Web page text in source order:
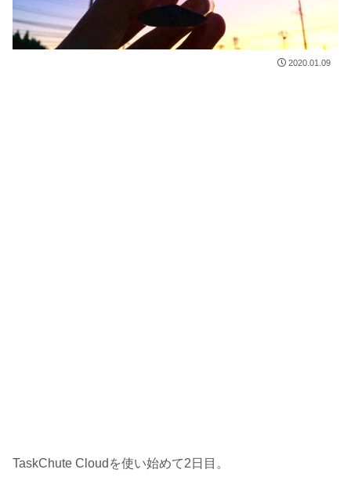
2020.01.09
TaskChute Cloudを使い始めて2日目。